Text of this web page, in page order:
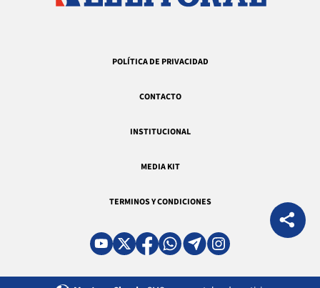
POLÍTICA DE PRIVACIDAD
CONTACTO
INSTITUCIONAL
MEDIA KIT
TERMINOS Y CONDICIONES